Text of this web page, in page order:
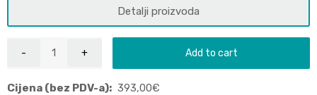
Detalji proizvoda
Add to cart
Cijena (bez PDV-a): 393,00€